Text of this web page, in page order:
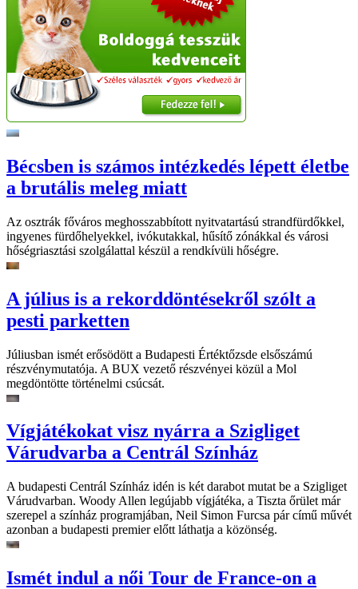
Bécsben is számos intézkedés lépett életbe
a brutális meleg miatt
Az osztrák főváros meghosszabbított nyitvatartású strandfürdőkkel,
ingyenes fürdőhelyekkel, ivókutakkal, hűsítő zónákkal és városi
hőségriasztási szolgálattal készül a rendkívüli hőségre.
A július is a rekorddöntésekről szólt a
pesti parketten
Júliusban ismét erősödött a Budapesti Értéktőzsde elsőszámú
részvénymutatója. A BUX vezető részvényei közül a Mol
megdöntötte történelmi csúcsát.
Vígjátékokat visz nyárra a Szigliget
Várudvarba a Centrál Színház
A budapesti Centrál Színház idén is két darabot mutat be a Szigliget
Várudvarban. Woody Allen legújabb vígjátéka, a Tiszta őrület már
szerepel a színház programjában, Neil Simon Furcsa pár című művét
azonban a budapesti premier előtt láthatja a közönség.
Ismét indul a női Tour de France-on a